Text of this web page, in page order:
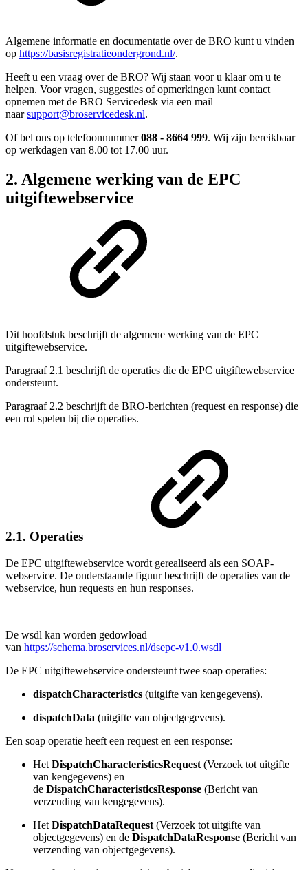
Algemene informatie en documentatie over de BRO kunt u vinden
op https://basisregistratieondergrond.nl/.
Heeft u een vraag over de BRO? Wij staan voor u klaar om u te
helpen. Voor vragen, suggesties of opmerkingen kunt contact
opnemen met de BRO Servicedesk via een mail
naarsupport@broservicedesk.nl.
Of bel ons op telefoonnummer088 - 8664 999. Wij zijn bereikbaar
op werkdagen van 8.00 tot 17.00 uur.
2. Algemene werking van de EPC
uitgiftewebservice
Dit hoofdstuk beschrijft de algemene werking van de EPC
uitgiftewebservice.
Paragraaf 2.1 beschrijft de operaties die de EPC uitgiftewebservice
ondersteunt.
Paragraaf 2.2 beschrijft de BRO-berichten (request en response) die
een rol spelen bij die operaties.
2.1. Operaties
De EPC uitgiftewebservice wordt gerealiseerd als een SOAP-
webservice. De onderstaande figuur beschrijft de operaties van de
webservice, hun requests en hun responses.
De wsdl kan worden gedowload
van https://schema.broservices.nl/dsepc-v1.0.wsdl
De EPC uitgiftewebservice ondersteunt twee soap operaties:
dispatchCharacteristics (uitgifte van kengegevens).
dispatchData (uitgifte van objectgegevens).
Een soap operatie heeft een request en een response:
Het DispatchCharacteristicsRequest (Verzoek tot uitgifte
van kengegevens) en
de DispatchCharacteristicsResponse (Bericht van
verzending van kengegevens).
Het DispatchDataRequest (Verzoek tot uitgifte van
objectgegevens) en de DispatchDataResponse (Bericht van
verzending van objectgegevens).